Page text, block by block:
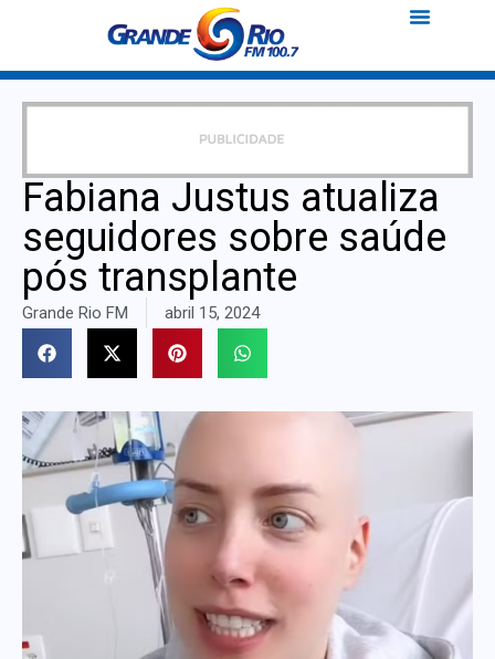
Fabiana Justus atualiza
seguidores sobre saúde
pós transplante
Grande Rio FM abril 15, 2024